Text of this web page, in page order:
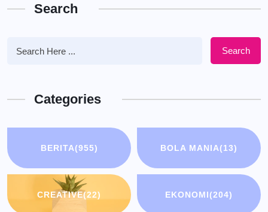
Search
Search
Categories
BERITA(955) BOLA MANIA(13)
CREATIVE(22) EKONOMI(204)